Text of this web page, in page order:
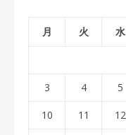
月 火 水
3 4 5
10 11 12